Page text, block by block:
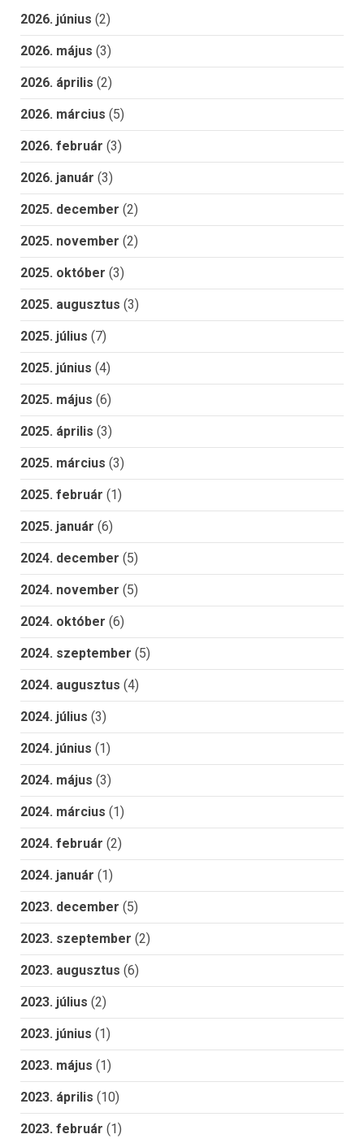
2026. június (2)
2026. május (3)
2026. április (2)
2026. március (5)
2026. február (3)
2026. január (3)
2025. december (2)
2025. november (2)
2025. október (3)
2025. augusztus (3)
2025. július (7)
2025. június (4)
2025. május (6)
2025. április (3)
2025. március (3)
2025. február (1)
2025. január (6)
2024. december (5)
2024. november (5)
2024. október (6)
2024. szeptember (5)
2024. augusztus (4)
2024. július (3)
2024. június (1)
2024. május (3)
2024. március (1)
2024. február (2)
2024. január (1)
2023. december (5)
2023. szeptember (2)
2023. augusztus (6)
2023. július (2)
2023. június (1)
2023. május (1)
2023. április (10)
2023. február (1)